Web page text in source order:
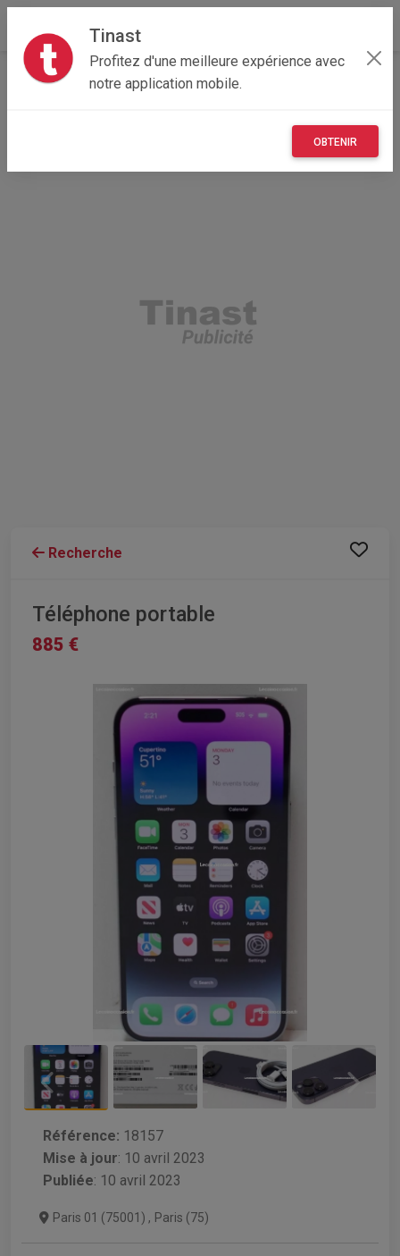
Tinast
Profitez d'une meilleure expérience avec
notre application mobile.
OBTENIR
Accueil Autres Île-de-France
Recherche
Téléphone portable
885 €
Référence: 18157
Mise à jour: 10 avril 2023
Publiée: 10 avril 2023
Paris 01 (75001) , Paris (75)